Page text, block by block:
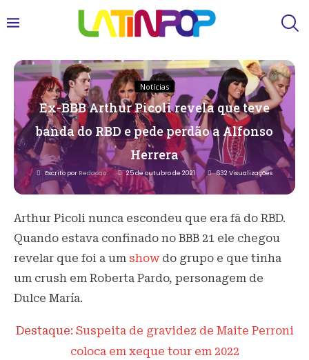
Notícias
Ex-BBB Arthur Picoli revela que teve
banda do RBD e pede perdão a Alfonso
Herrera
Escrito por Redacao 25 de outubro de 2021 632 Visualizações
Arthur Picoli nunca escondeu que era fã do RBD.
Quando estava confinado no BBB 21 ele chegou
revelar que foi a um showdo grupo e que tinha
um crush em Roberta Pardo, personagem de
Dulce María.
Destaque: Suspeita de gravidez de Maite Perroni
coloca em xeque tour em 2022